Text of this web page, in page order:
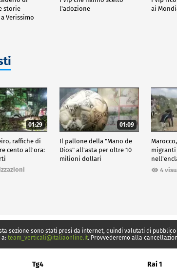
storie
Verissimo
l'adozione
ai
01:29
raffiche di
cento all'ora:
01:09
Il pallone della "Mano de
Dios" all'asta per oltre 10
milioni dollari
migranti
Ceuta
4
sezione sono stati presi da internet, quindi valutati di
team_verticali@italiaonline.it. Provvederemo alla
Tg4 Rai 1